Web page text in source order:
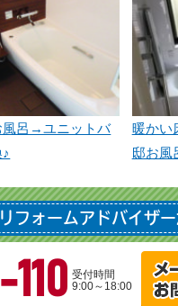
風呂→ユニットバ
暖か
邸お風
フォームアドバイザー
受付時間
9:00～18:00